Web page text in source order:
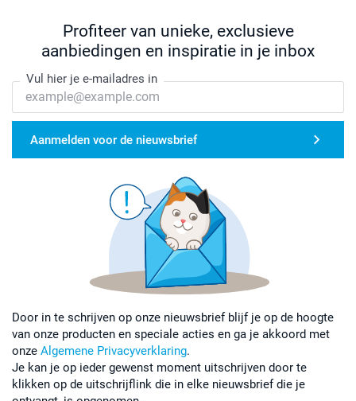
Profiteer van unieke, exclusieve
aanbiedingen en inspiratie in je inbox
Vul hier je e-mailadres in
Aanmelden voor de nieuwsbrief
Door in te schrijven op onze nieuwsbrief blijf je op de hoogte
van onze producten en speciale acties en ga je akkoord met
onze Algemene Privacyverklaring.
Je kan je op ieder gewenst moment uitschrijven door te
klikken op de uitschrijflink die in elke nieuwsbrief die je